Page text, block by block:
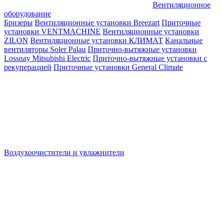
Вентиляционное
оборудование
Бризеры Вентиляционные установки Breezart Приточные
установки VENTMACHINE Вентиляционные установки
ZILON Вентиляционные установки КЛИМАТ Канальные
вентиляторы Soler Palau Приточно-вытяжные установки
Lossnay Mitsubishi Electric Приточно-вытяжные установки с
рекуперацией Приточные установки General Climate
Воздухоочистители и увлажнители